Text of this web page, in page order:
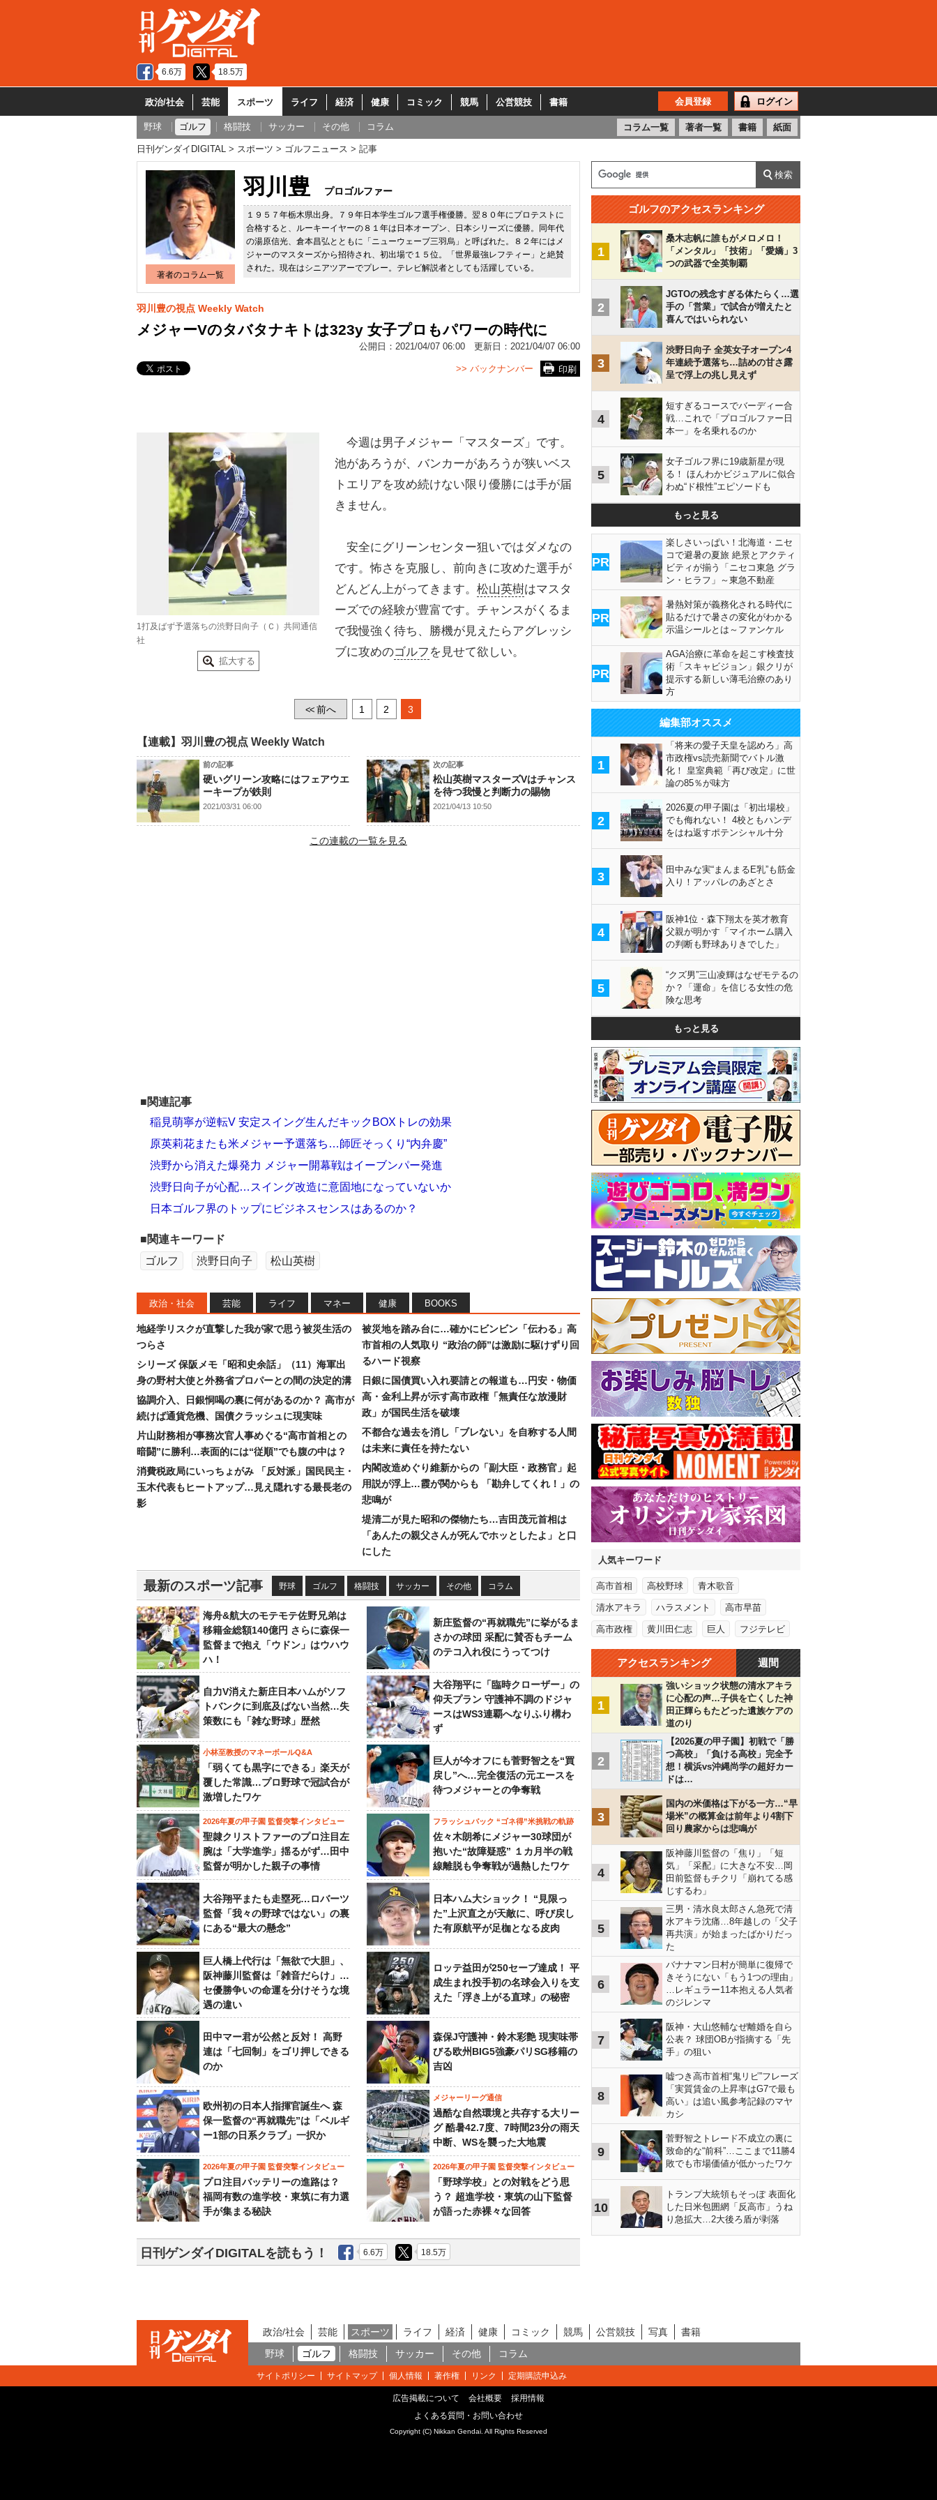
6.6万 18.5万
政治/社会 芸能 スポーツ ライフ 経済 健康 コミック 競馬 公営競技 書籍 会員登録 ログイン
野球 ゴルフ 格闘技 サッカー その他 コラム コラム一覧 著者一覧 書籍 紙面
日刊ゲンダイDIGITAL スポーツ ゴルフニュース 記事
著者のコラム一覧
羽川豊 プロゴルファー
１９５７年栃木県出身。７９年日本学生ゴルフ選手権優勝。翌８０年にプロテストに
合格すると、ルーキーイヤーの８１年は日本オープン、日本シリーズに優勝。同年代
の湯原信光、倉本昌弘とともに「ニューウェーブ三羽烏」と呼ばれた。８２年にはメ
ジャーのマスターズから招待され、初出場で１５位。「世界最強レフティー」と絶賛
された。現在はシニアツアーでプレー。テレビ解説者としても活躍している。
羽川豊の視点 Weekly Watch
メジャーVのタバタナキトは323y 女子プロもパワーの時代に
公開日： 2021/04/07 06:00 更新日： 2021/04/07 06:00
印刷
>> バックナンバー
1打及ばず予選落ちの渋野日向子（Ｃ）共同通信
社
拡大する
今週は男子メジャー「マスターズ」です。
池があろうが、バンカーがあろうが狭いベス
トエリアを攻め続けない限り優勝には手が届
きません。
安全にグリーンセンター狙いではダメなの
です。怖さを克服し、前向きに攻めた選手が
どんどん上がってきます。 松山英樹はマスタ
ーズでの経験が豊富です。チャンスがくるま
で我慢強く待ち、勝機が見えたらアグレッシ
ブに攻めのゴルフ を見せて欲しい。
<<前へ 1 2 3
【連載】羽川豊の視点 Weekly Watch
前の記事
硬いグリーン攻略にはフェアウエ
ーキープが鉄則
2021/03/31 06:00
次の記事
松山英樹マスターズVはチャンス
を待つ我慢と判断力の賜物
2021/04/13 10:50
この連載の一覧を見る
■関連記事
稲見萌寧が逆転V 安定スイング生んだキックBOXトレの効果
原英莉花またも米メジャー予選落ち…師匠そっくり“内弁慶”
渋野から消えた爆発力 メジャー開幕戦はイーブンパー発進
渋野日向子が心配…スイング改造に意固地になっていないか
日本ゴルフ界のトップにビジネスセンスはあるのか？
■関連キーワード
ゴルフ
渋野日向子 松山英樹
政治・社会 芸能 ライフ マネー 健康 BOOKS
地経学リスクが直撃した我が家で思う被災生活の
つらさ
シリーズ 保阪メモ「昭和史余話」（11）海軍出
身の野村大使と外務省プロパーとの間の決定的溝
協調介入、日銀恫喝の裏に何があるのか？ 高市が
続けば通貨危機、国債クラッシュに現実味
片山財務相が事務次官人事めぐる“高市首相との
暗闘”に勝利…表面的には“従順”でも腹の中は？
消費税政局にいっちょがみ 「反対派」国民民主・
玉木代表もヒートアップ…見え隠れする最長老の
影
被災地を踏み台に…確かにビンビン「伝わる」高
市首相の人気取り “政治の師”は激励に駆けずり回
るハード視察
日銀に国債買い入れ要請との報道も…円安・物価
高・金利上昇が示す高市政権「無責任な放漫財
政」が国民生活を破壊
不都合な過去を消し「ブレない」を自称する人間
は未来に責任を持たない
内閣改造めぐり維新からの「副大臣・政務官」起
用説が浮上…霞が関からも 「勘弁してくれ！」の
悲鳴が
堤清二が見た昭和の傑物たち…吉田茂元首相は
「あんたの親父さんが死んでホッとしたよ」と口
にした
最新のスポーツ記事 野球 ゴルフ 格闘技 サッカー その他 コラム
海舟&航大のモテモテ佐野兄弟は
移籍金総額140億円 さらに森保一
監督まで抱え「ウドン」はウハウ
ハ！
新庄監督の“再就職先”に挙がるま
さかの球団 采配に賛否もチーム
のテコ入れ役にうってつけ
自力V消えた新庄日本ハムがソフ
トバンクに到底及ばない当然…失
策数にも「雑な野球」歴然
大谷翔平に「臨時クローザー」の
仰天プラン 守護神不調のドジャ
ースはWS3連覇へなりふり構わ
ず
小林至教授のマネーボールQ&A
「弱くても黒字にできる」楽天が
覆した常識…プロ野球で冠試合が
激増したワケ
巨人が今オフにも菅野智之を“買
戻し”へ…完全復活の元エースを
待つメジャーとの争奪戦
2026年夏の甲子園 監督突撃インタビュー
聖隷クリストファーのプロ注目左
腕は「大学進学」揺るがず…田中
監督が明かした親子の事情
フラッシュバック “ゴネ得”米挑戦の軌跡
佐々木朗希にメジャー30球団が
抱いた“故障疑惑” １カ月半の戦
線離脱も争奪戦が過熱したワケ
大谷翔平またも走塁死…ロバーツ
監督「我々の野球ではない」の裏
にある“最大の懸念”
日本ハム大ショック！ “見限っ
た”上沢直之が天敵に、呼び戻し
た有原航平が足枷となる皮肉
巨人橋上代行は「無欲で大胆」、
阪神藤川監督は「雑音だらけ」…
セ優勝争いの命運を分けそうな境
遇の違い
ロッテ益田が250セーブ達成！ 平
成生まれ投手初の名球会入りを支
えた「浮き上がる直球」の秘密
田中マー君が公然と反対！ 高野
連は「七回制」をゴリ押しできる
のか
森保J守護神・鈴木彩艶 現実味帯
びる欧州BIG5強豪パリSG移籍の
吉凶
欧州初の日本人指揮官誕生へ 森
保一監督の“再就職先”は「ベルギ
ー1部の日系クラブ」一択か
メジャーリーグ通信
過酷な自然環境と共存する大リー
グ 酷暑42.7度、7時間23分の雨天
中断、WSを襲った大地震
2026年夏の甲子園 監督突撃インタビュー
プロ注目バッテリーの進路は？
福岡有数の進学校・東筑に有力選
手が集まる秘訣
2026年夏の甲子園 監督突撃インタビュー
「野球学校」との対戦をどう思
う？ 超進学校・東筑の山下監督
が語った赤裸々な回答
日刊ゲンダイDIGITALを読もう！ 6.6万 18.5万
ゴルフのアクセスランキング
1
桑木志帆に誰もがメロメロ！
「メンタル」「技術」「愛嬌」3
つの武器で全英制覇
2
JGTOの残念すぎる体たらく…選
手の「営業」で試合が増えたと
喜んではいられない
3
渋野日向子 全英女子オープン4
年連続予選落ち…詰めの甘さ露
呈で浮上の兆し見えず
4
短すぎるコースでバーディー合
戦…これで「プロゴルファー日
本一」を名乗れるのか
5
女子ゴルフ界に19歳新星が現
る！ ほんわかビジュアルに似合
わぬ“ド根性”エピソードも
もっと見る
PR
楽しさいっぱい！北海道・ニセ
コで避暑の夏旅 絶景とアクティ
ビティが揃う「ニセコ東急 グラ
ン・ヒラフ」～東急不動産
PR
暑熱対策が義務化される時代に
貼るだけで暑さの変化がわかる
示温シールとは～ファンケル
PR
AGA治療に革命を起こす検査技
術「スキャビジョン」銀クリが
提示する新しい薄毛治療のあり
方
編集部オススメ
1
「将来の愛子天皇を認めろ」高
市政権vs読売新聞でバトル激
化！ 皇室典範「再び改定」に世
論の85％が味方
2
2026夏の甲子園は「初出場校」
でも侮れない！ 4校ともハンデ
をはね返すポテンシャル十分
3
田中みな実“まんまるE乳”も筋金
入り！アッパレのあざとさ
4
阪神1位・森下翔太を英才教育
父親が明かす「マイホーム購入
の判断も野球ありきでした」
5
“クズ男”三山凌輝はなぜモテるの
か？「運命」を信じる女性の危
険な思考
もっと見る
人気キーワード
高市首相 高校野球 青木歌音
清水アキラ ハラスメント 高市早苗
高市政権 黄川田仁志 巨人 フジテレビ
アクセスランキング 週間
1
強いショック状態の清水アキラ
に心配の声…子供を亡くした神
田正輝らもたどった遺族ケアの
道のり
2
【2026夏の甲子園】初戦で「勝
つ高校」「負ける高校」完全予
想！横浜vs沖縄尚学の超好カー
ドは…
3
国内の米価格は下がる一方…“早
場米”の概算金は前年より4割下
回り農家からは悲鳴が
4
阪神藤川監督の「焦り」「短
気」「采配」に大きな不安…岡
田前監督もチクリ「崩れてる感
じするわ」
5
三男・清水良太郎さん急死で清
水アキラ沈痛…8年越しの「父子
再共演」が始まったばかりだっ
た
6
バナナマン日村が簡単に復帰で
きそうにない「もう1つの理由」
…レギュラー11本抱える人気者
のジレンマ
7
阪神・大山悠輔なぜ離婚を自ら
公表？ 球団OBが指摘する「先
手」の狙い
8
嘘つき高市首相“鬼リピ”フレーズ
「実質賃金の上昇率はG7で最も
高い」は追い風参考記録のマヤ
カシ
9
菅野智之トレード不成立の裏に
致命的な“前科”…ここまで11勝4
敗でも市場価値が低かったワケ
10
トランプ大統領もそっぽ 表面化
した日米包囲網「反高市」うね
り急拡大…2大後ろ盾が剥落
政治/社会 芸能 スポーツ ライフ 経済 健康 コミック 競馬 公営競技 写真
書籍
野球
ゴルフ 格闘技 サッカー その他 コラム
サイトポリシー サイトマップ 個人情報 著作権 リンク 定期購読申込み
広告掲載について 会社概要
採用情報
よくある質問・お問い合わせ
Copyright (C) Nikkan Gendai. All Rights Reserved